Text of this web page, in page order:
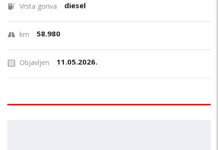
Vrsta goriva diesel
km 58.980
Objavljen 11.05.2026.